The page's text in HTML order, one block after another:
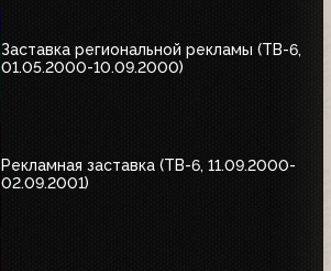
Заставка региональной рекламы (ТВ-6,
01.05.2000-10.09.2000)
Рекламная заставка (ТВ-6, 11.09.2000-
02.09.2001)